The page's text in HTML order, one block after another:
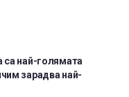
са най-голямата
зарадва най-